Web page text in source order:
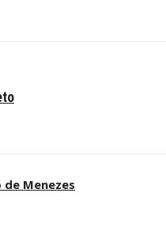
Menezes